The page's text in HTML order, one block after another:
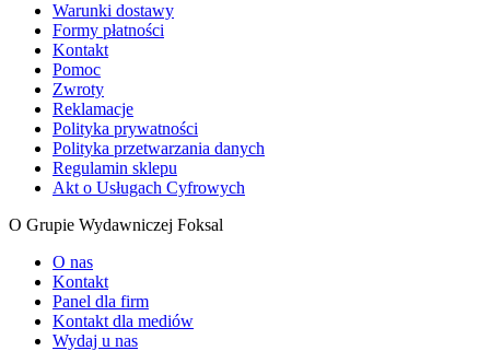
Warunki dostawy
Formy płatności
Kontakt
Pomoc
Zwroty
Reklamacje
Polityka prywatności
Polityka przetwarzania danych
Regulamin sklepu
Akt o Usługach Cyfrowych
O Grupie Wydawniczej Foksal
O nas
Kontakt
Panel dla firm
Kontakt dla mediów
Wydaj u nas